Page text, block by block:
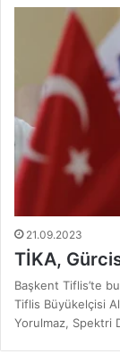
21.09.2023
TİKA,
Başkent Tiflis’te
Tiflis Büyükelçisi
Yorulmaz, Spektri